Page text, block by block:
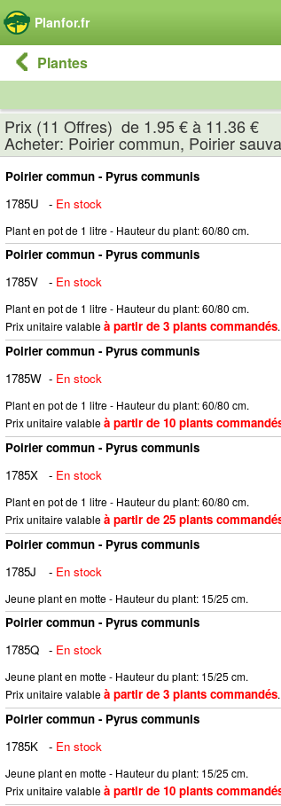
Planfor.fr
Plantes
Prix (11 Offres) de 1.95 € à 11.36 €
Acheter: Poirier commun, Poirier
Poirier commun - Pyrus communis
1785U
- En stock
Plant en pot de 1 litre - Hauteur du plant: 60/80 cm.
Poirier commun - Pyrus communis
1785V
- En stock
Plant en pot de 1 litre - Hauteur du plant: 60/80 cm.
Prix unitaire valableà partir de 3 plants commandés.
Poirier commun - Pyrus communis
1785W - En stock
Plant en pot de 1 litre - Hauteur du plant: 60/80 cm.
Prix unitaire valableà partir de 10 plants
Poirier commun - Pyrus communis
1785X
- En stock
Plant en pot de 1 litre - Hauteur du plant: 60/80 cm.
Prix unitaire valableà partir de 25 plants
Poirier commun - Pyrus communis
1785J
- En stock
Jeune plant en motte - Hauteur du plant: 15/25 cm.
Poirier commun - Pyrus communis
1785Q - En stock
Jeune plant en motte - Hauteur du plant: 15/25 cm.
Prix unitaire valableà partir de 3 plants commandés.
Poirier commun - Pyrus communis
1785K
- En stock
Jeune plant en motte - Hauteur du plant: 15/25 cm.
Prix unitaire valableà partir de 10 plants
Panneau de gestion des cookies